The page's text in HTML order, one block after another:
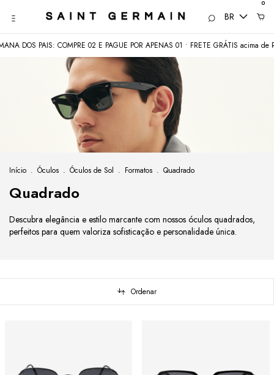
BR
0
PAIS: COMPRE 02 E PAGUE POR APENAS 01 • FRETE GRÁTIS acima de R$350
Início . Óculos . Óculos de Sol . Formatos . Quadrado
Quadrado
Descubra elegância e estilo marcante com nossos óculos quadrados,
perfeitos para quem valoriza sofisticação e personalidade única.
Ordenar